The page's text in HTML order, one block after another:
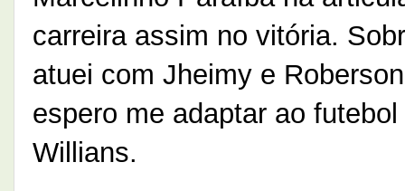
carreira assim no vitória.
atuei com Jheimy e
espero me adaptar ao
Willians.